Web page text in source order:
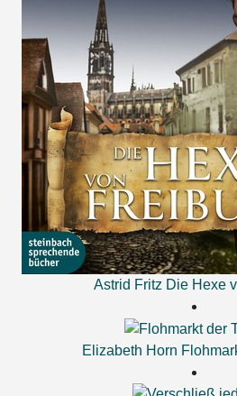
Astrid Fritz Die Hexe
Elizabeth Horn